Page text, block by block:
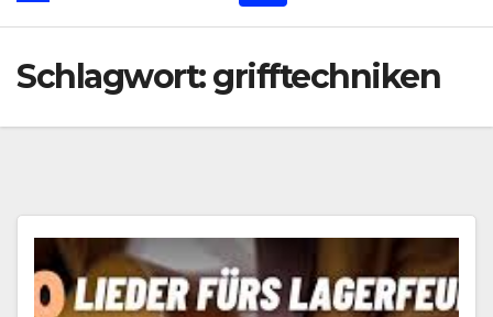
Schlagwort:grifftechniken